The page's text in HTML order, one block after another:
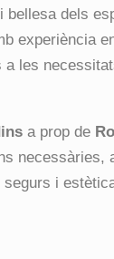
bellesa dels
experiència
a les
a prop de
necessàries,
i